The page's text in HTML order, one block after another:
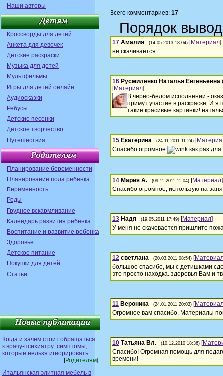
Наши авторы
Кроссворды для детей
Анкета для девочек
Детские раскраски
Музыка для детей
Мультфильмы
Игры для детей онлайн
Аудиосказки
Ребусы
Детские песенки
Детское творчество
Путешествия
Планирование беременности
Планирование пола ребенка
Беременность
Роды
Грудное вскармливание
Календарь развития ребенка
Воспитание и развитие ребенка
Здоровье
Детское питание
Покупки для детей
Статьи
Когда и зачем стоит обращаться
к врачу-психиатру: симптомы,
которые нельзя игнорировать
[Родителям]
Итальянская элитная мебель в
Всего комментариев: 17
Порядок
17 Амалия (14.05.2013 18:04) [Материал]
не скачивается
16 Русмиленко Наталья Евгеньевна (
[Материал]
В черно-белом исполнении -
примут участие в раскраске. И я
такие красивые картинки!
15 Екатерина (24.11.2011 11:24) [
Спасибо огромное
как раз
14 Мария А. (09.11.2011 11:04) [Материал]
Спасибо огромное, использую на
13 Надя (19.05.2011 17:49) [Материал]
У меня не скачевается пришлите
12 светлана (20.03.2011 08:54) [Материал
большое спасибо, мы с детишками
это просто находка. здоровья Вам и
11 Вероника (24.01.2011 20:03) [Материал
Огромное вам спасибо. Материалы
10 Татьяна Вл. (10.12.2010 18:36) [
Спасибо! Огромная помощь для
времени!